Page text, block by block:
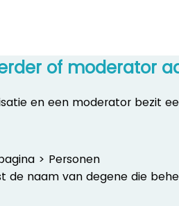
of moderator
en een moderator bezit
> Personen
de naam van degene die